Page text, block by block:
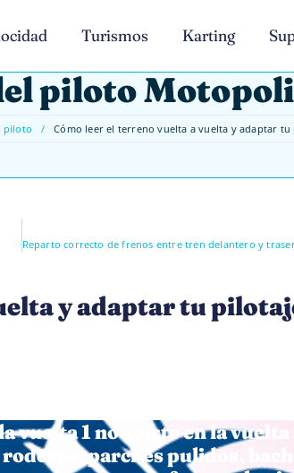
Turismos Karting
piloto
piloto / Cómo leer el terreno vuelta a vuelta y adaptar
y adaptar tu
vuelta 1 no existe en la vuelta
parches pulidos,